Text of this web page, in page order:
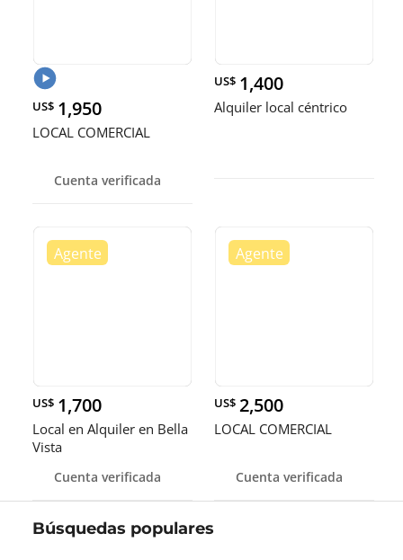
US$ 1,950
LOCAL COMERCIAL
Cuenta verificada
US$ 1,400
Alquiler local céntrico
US$ 1,700
Local en Alquiler en Bella
Vista
Cuenta verificada
US$ 2,500
LOCAL COMERCIAL
Cuenta verificada
Búsquedas populares